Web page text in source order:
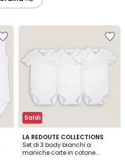
Saldi
LA REDOUTE COLLECTIONS
Set di 3 body bianchi a
maniche corte in cotone
4,7
/ 5